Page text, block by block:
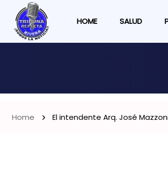
HOME SALUD
Home El intendente Arq. José